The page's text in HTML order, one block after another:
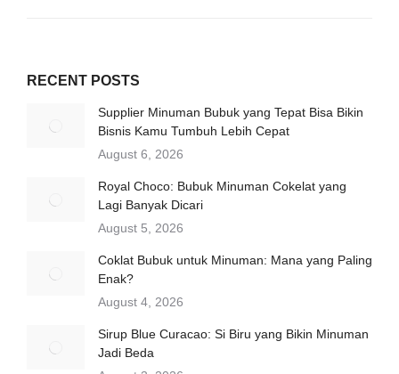
RECENT POSTS
Supplier Minuman Bubuk yang Tepat Bisa Bikin
Bisnis Kamu Tumbuh Lebih Cepat
August 6, 2026
Royal Choco: Bubuk Minuman Cokelat yang
Lagi Banyak Dicari
August 5, 2026
Coklat Bubuk untuk Minuman: Mana yang Paling
Enak?
August 4, 2026
Sirup Blue Curacao: Si Biru yang Bikin Minuman
Jadi Beda